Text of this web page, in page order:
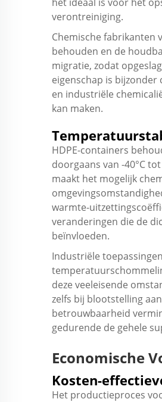
verontreiniging.
Chemische fabrikanten
behouden en de
migratie, zodat
eigenschap is
en industriële
kan maken.
HDPE-containers
doorgaans van -40°C
maakt het mogelijk
warmte-
veranderingen die de
beïnvloeden.
Industriële
deze veeleisende
zelfs bij blootstelling
betrouwbaarheid
gedurende de gehele
Economische
Kosten-
Het productieproces